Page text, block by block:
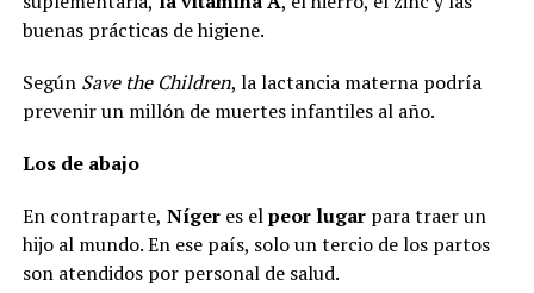
buenas prácticas de higiene.
SegúnSave the Children, la lactancia materna podría
prevenir un millón de muertes infantiles al año.
Los de abajo
En contraparte, Nígeres elpeor lugarpara traer un
hijo al mundo. En ese país, solo un tercio de los partos
son atendidos por personal de salud.